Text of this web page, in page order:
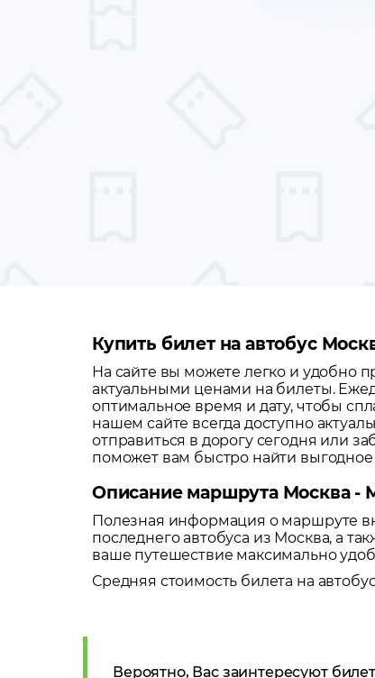
Купить билет на автобус
На сайте вы можете легко и удобно
актуальными ценами на билеты.
оптимальное время и дату, чтобы
нашем сайте всегда доступно
отправиться в дорогу сегодня или
поможет вам быстро найти
Описание маршрута Москва -
Полезная информация о маршруте
последнего автобуса из Москва, а
ваше путешествие максимально
Средняя стоимость билета на
Вероятно, Вас заинтересуют